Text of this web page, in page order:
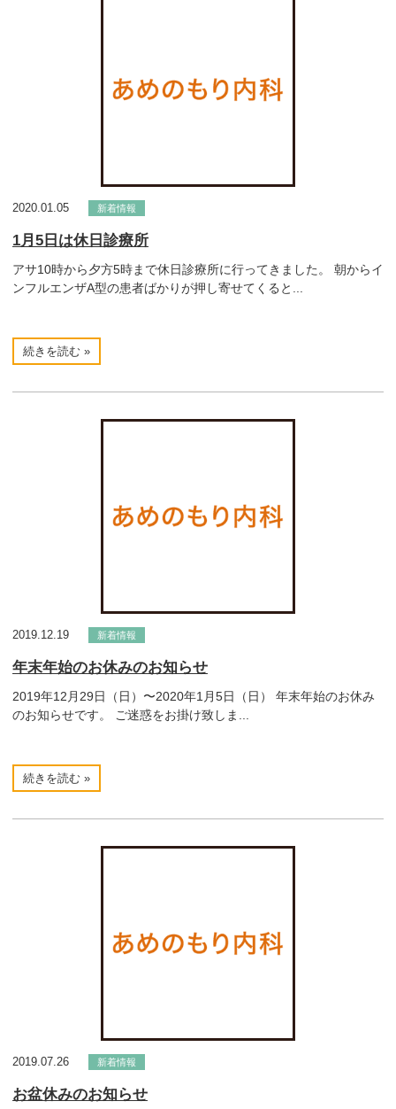
2020.01.05 新着情報
1月5日は休日診療所
アサ10時から夕方5時まで休日診療所に行ってきました。 朝からイ
ンフルエンザA型の患者ばかりが押し寄せてくると...
続きを読む »
2019.12.19 新着情報
年末年始のお休みのお知らせ
2019年12月29日（日）〜2020年1月5日（日） 年末年始のお休み
のお知らせです。 ご迷惑をお掛け致しま...
続きを読む »
2019.07.26 新着情報
お盆休みのお知らせ